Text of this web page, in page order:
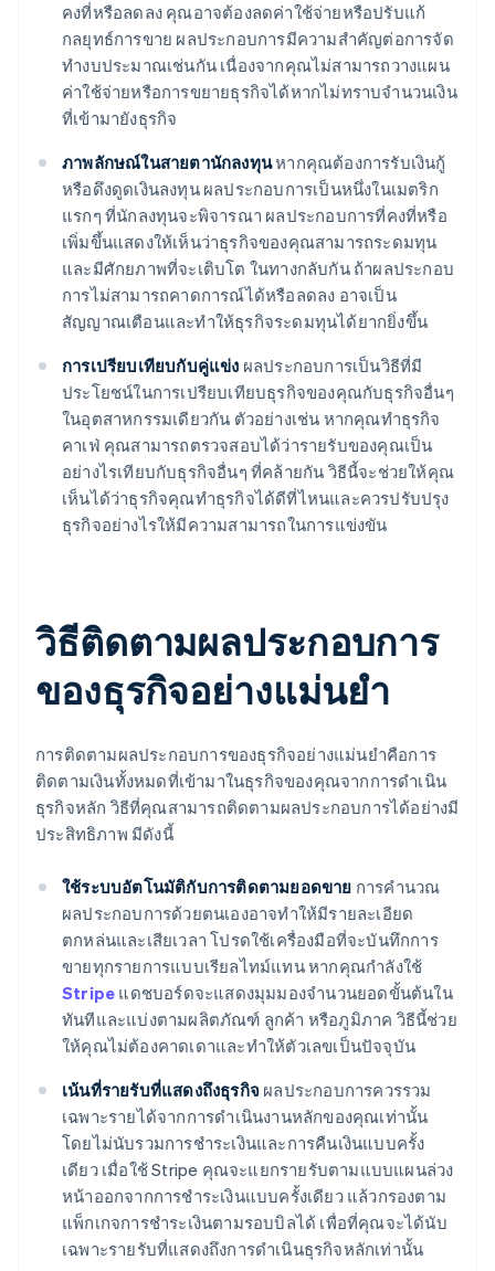
คงที่หรือลดลง คุณอาจต้องลดค่าใช้จ่ายหรือปรับแก้
กลยุทธ์การขาย ผลประกอบการมีความสําคัญต่อการจัด
ทํางบประมาณเช่นกัน เนื่องจากคุณไม่สามารถวางแผน
ค่าใช้จ่ายหรือการขยายธุรกิจได้หากไม่ทราบจำนวนเงิน
ที่เข้ามายังธุรกิจ
ภาพลักษณ์ในสายตานักลงทุนหากคุณต้องการรับเงินกู้
หรือดึงดูดเงินลงทุน ผลประกอบการเป็นหนึ่งในเมตริก
แรกๆ ที่นักลงทุนจะพิจารณา ผลประกอบการที่คงที่หรือ
เพิ่มขึ้นแสดงให้เห็นว่าธุรกิจของคุณสามารถระดมทุน
และมีศักยภาพที่จะเติบโต ในทางกลับกัน ถ้าผลประกอบ
การไม่สามารถคาดการณ์ได้หรือลดลง อาจเป็น
สัญญาณเตือนและทําให้ธุรกิจระดมทุนได้ยากยิ่งขึ้น
การเปรียบเทียบกับคู่แข่ง ผลประกอบการเป็นวิธีที่มี
ประโยชน์ในการเปรียบเทียบธุรกิจของคุณกับธุรกิจอื่นๆ
ในอุตสาหกรรมเดียวกัน ตัวอย่างเช่น หากคุณทำธุรกิจ
คาเฟ่ คุณสามารถตรวจสอบได้ว่ารายรับของคุณเป็น
อย่างไรเทียบกับธุรกิจอื่นๆ ที่คล้ายกัน วิธีนี้จะช่วยให้คุณ
เห็นได้ว่าธุรกิจคุณทําธุรกิจได้ดีที่ไหนและควรปรับปรุง
ธุรกิจอย่างไรให้มีความสามารถในการแข่งขัน
วิธีติดตามผลประกอบการ
ของธุรกิจอย่างแม่นยำ
การติดตามผลประกอบการของธุรกิจอย่างแม่นยําคือการ
ติดตามเงินทั้งหมดที่เข้ามาในธุรกิจของคุณจากการดำเนิน
ธุรกิจหลัก วิธีที่คุณสามารถติดตามผลประกอบการได้อย่างมี
ประสิทธิภาพ มีดังนี้
ใช้ระบบอัตโนมัติกับการติดตามยอดขาย การคํานวณ
ผลประกอบการด้วยตนเองอาจทําให้มีรายละเอียด
ตกหล่นและเสียเวลา โปรดใช้เครื่องมือที่จะบันทึกการ
ขายทุกรายการแบบเรียลไทม์แทน หากคุณกําลังใช้
Stripe แดชบอร์ดจะแสดงมุมมองจํานวนยอดขั้นต้นใน
ทันทีและแบ่งตามผลิตภัณฑ์ ลูกค้า หรือภูมิภาค วิธีนี้ช่วย
ให้คุณไม่ต้องคาดเดาและทําให้ตัวเลขเป็นปัจจุบัน
เน้นที่รายรับที่แสดงถึงธุรกิจ ผลประกอบการควรรวม
เฉพาะรายได้จากการดําเนินงานหลักของคุณเท่านั้น
โดยไม่นับรวมการชําระเงินและการคืนเงินแบบครั้ง
เดียว เมื่อใช้ Stripe คุณจะแยกรายรับตามแบบแผนล่วง
หน้าออกจากการชําระเงินแบบครั้งเดียว แล้วกรองตาม
แพ็กเกจการชําระเงินตามรอบบิลได้ เพื่อที่คุณจะได้นับ
เฉพาะรายรับที่แสดงถึงการดำเนินธุรกิจหลักเท่านั้น